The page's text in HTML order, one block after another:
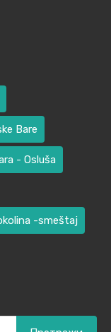
Bare
- Osluša
-smeštaj